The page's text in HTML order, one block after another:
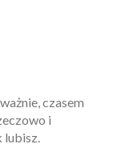
czasem
i
lubisz.